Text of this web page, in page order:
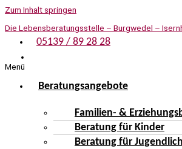
Zum Inhalt springen
Die Lebensberatungsstelle – Burgwedel –
05139 / 89 28 28
Menü
Beratungsangebote
Familien- &
Beratung für Kinder
Beratung für